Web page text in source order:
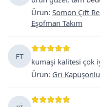
Ürün: Somon Çift
Eşofman Takım
FT
kumaşi kalitesi çok
Ürün: Gri